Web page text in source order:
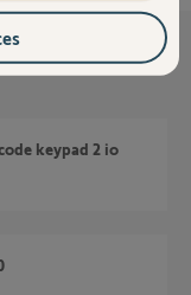
keypad 2 io